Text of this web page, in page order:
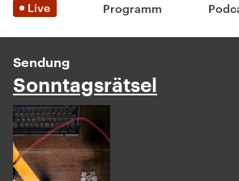
Live Programm
Sendung
Sonntagsrätsel